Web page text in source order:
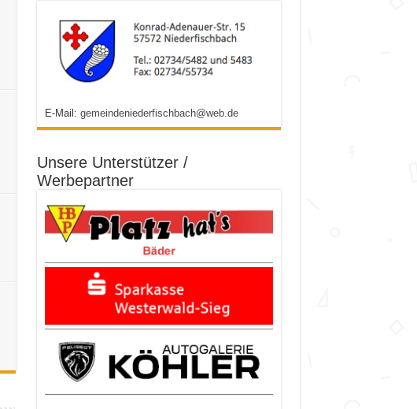
E-Mail: gemeindeniederfischbach@web.de
Unsere Unterstützer /
Werbepartner